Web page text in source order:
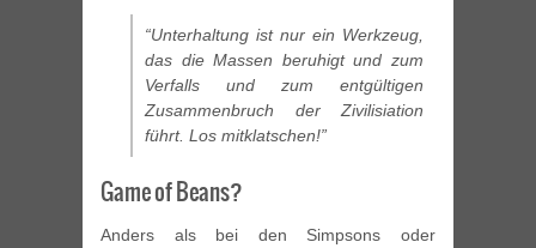
“Unterhaltung ist nur ein Werkzeug,
das die Massen beruhigt und zum
Verfalls und zum entgültigen
Zusammenbruch der Zivilisiation
führt. Los mitklatschen!”
Game of Beans?
Anders als bei den Simpsons oder